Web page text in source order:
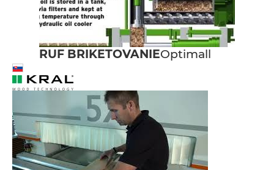
RUF BRIKETOVANIEOptimall